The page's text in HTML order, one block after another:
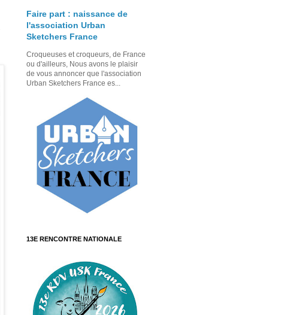
Faire part : naissance de
l'association Urban
Sketchers France
Croqueuses et croqueurs, de France
ou d'ailleurs, Nous avons le plaisir
de vous annoncer que l'association
Urban Sketchers France es...
13E RENCONTRE NATIONALE